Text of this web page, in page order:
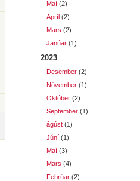
Maí (2)
Apríl (2)
Mars (2)
Janúar (1)
2023
Desember (2)
Nóvember (1)
Október (2)
September (1)
ágúst (1)
Júní (1)
Maí (3)
Mars (4)
Febrúar (2)